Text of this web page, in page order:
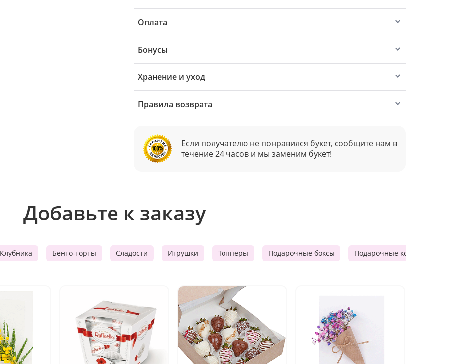
Оплата
Бонусы
Хранение и уход
Правила возврата
Если получателю не понравился букет, сообщите нам в
течение 24 часов и мы заменим букет!
Добавьте к заказу
Клубника Бенто-торты Сладости Игрушки Топперы Подарочные боксы Подарочные корзины